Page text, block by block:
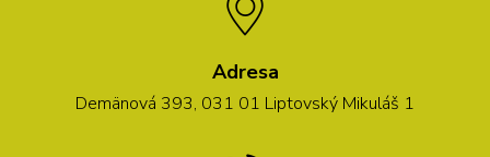
Adresa
Demänová 393, 031 01 Liptovský Mikuláš 1